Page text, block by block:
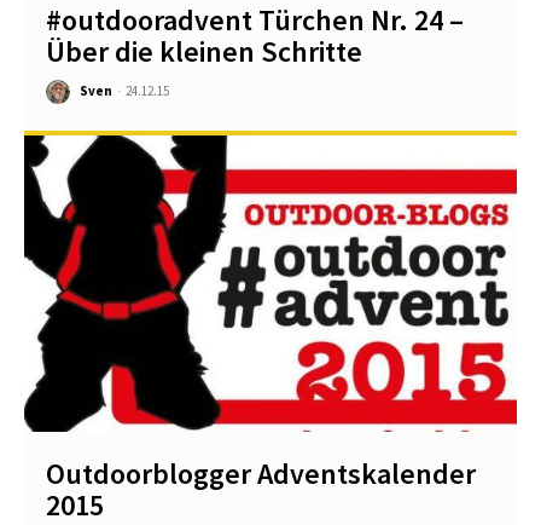
#outdooradvent Türchen Nr. 24 –
Über die kleinen Schritte
Sven - 24.12.15
Outdoorblogger Adventskalender
2015